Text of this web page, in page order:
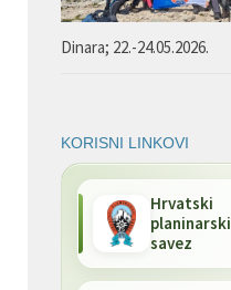
Dinara; 22.-24.05.2026.
KORISNI LINKOVI
Hrvatski
planinarski
savez